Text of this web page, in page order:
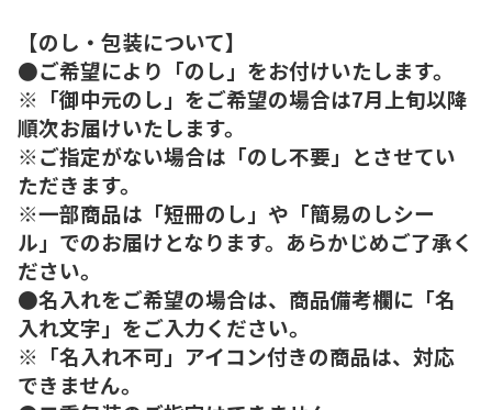
【のし・包装について】
●ご希望により「のし」をお付けいたします。
※「御中元のし」をご希望の場合は7月上旬以降
順次お届けいたします。
※ご指定がない場合は「のし不要」とさせてい
ただきます。
※一部商品は「短冊のし」や「簡易のしシー
ル」でのお届けとなります。あらかじめご了承く
ださい。
●名入れをご希望の場合は、商品備考欄に「名
入れ文字」をご入力ください。
※「名入れ不可」アイコン付きの商品は、対応
できません。